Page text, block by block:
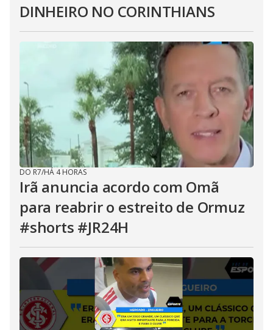
DINHEIRO NO CORINTHIANS
DO R7/HÁ 4 HORAS
Irã anuncia acordo com Omã
para reabrir o estreito de Ormuz
#shorts #JR24H